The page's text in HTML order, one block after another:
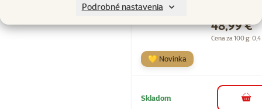
Podrobné nastavenia
Cena
48,99 €
Cena za 100 g:
💛 Novinka
Skladom do